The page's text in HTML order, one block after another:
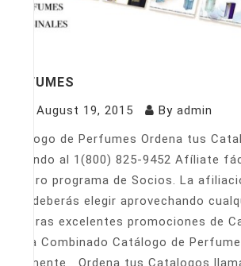
PERFUMES
August 19, 2015 By admin
Catálogo de Perfumes Ordena tus
llamando al 1(800) 825-9452 Afíliate
nuestro programa de Socios. La
Sólo deberás elegir aprovechando
nuestras excelentes promociones de
Venta Combinado Catálogo de
fácilmente Ordena tus Catalogos